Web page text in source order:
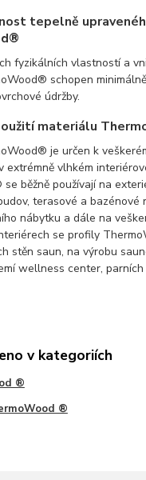
tepelně
fyzikálních vlastností a
schopen
údržby.
materiálu
je určen k
extrémně vlhkém
běžně používají na
terasové a bazénové
nábytku a dále na
se profily
stěn saun, na výrobu
wellness center,
v kategoriích
®
®